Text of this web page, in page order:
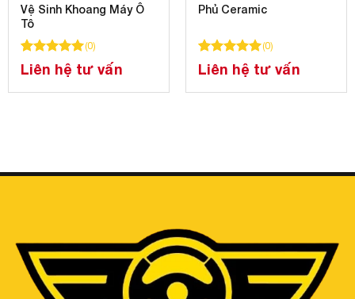
Xem thêm
Vệ Sinh Khoang Máy Ô
Tô
100trên 5 dựa trên
100
(0)
Liên hệ tư vấn
Phủ Ceramic
100trên 5 dựa trên
100
(0)
Liên hệ tư vấn